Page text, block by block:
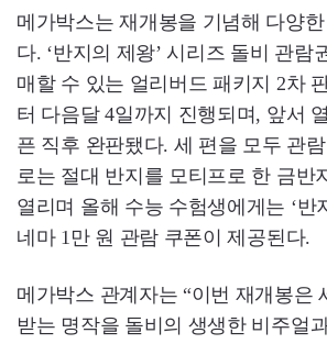
메가박스는 재개봉을 기념해 다양
다. ‘반지의 제왕’ 시리즈 돌비 관람
매할 수 있는 얼리버드 패키지 2차
터 다음달 4일까지 진행되며, 앞서
픈 직후 완판됐다. 세 편을 모두 관
로는 절대 반지를 모티프로 한 금반
열리며 올해 수능 수험생에게는 ‘반
네마 1만 원 관람 쿠폰이 제공된다.
메가박스 관계자는 “이번 재개봉은
받는 명작을 돌비의 생생한 비주얼